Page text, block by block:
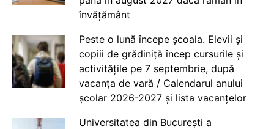
învățământ
Peste o lună începe școala. Elevii și
copiii de grădiniță încep cursurile și
activitățile pe 7 septembrie, după
vacanța de vară / Calendarul anului
școlar 2026-2027 și lista vacanțelor
Universitatea din București a